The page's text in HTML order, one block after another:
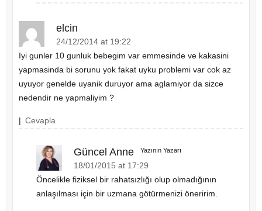
elcin
24/12/2014 at 19:22
Iyi gunler 10 gunluk bebegim var emmesinde ve kakasini
yapmasinda bi sorunu yok fakat uyku problemi var cok az
uyuyor genelde uyanik duruyor ama aglamiyor da sizce
nedendir ne yapmaliyim ?
| Cevapla
Güncel Anne Yazının Yazarı
18/01/2015 at 17:29
Öncelikle fiziksel bir rahatsızlığı olup olmadığının
anlaşılması için bir uzmana götürmenizi öneririm.